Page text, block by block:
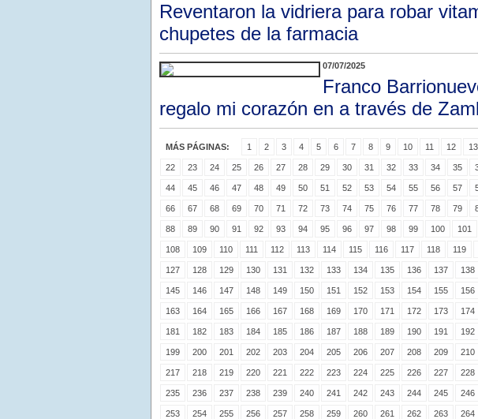
Reventaron la vidriera para robar
chupetes de la farmacia
07/07/2025
Franco
regalo mi corazón en a través de
MÁS PÁGINAS: 1 2 3 4 5 6 7 8 9 10 11 12 13
22 23 24 25 26 27 28 29 30 31 32 33 34 35
44 45 46 47 48 49 50 51 52 53 54 55 56 57
66 67 68 69 70 71 72 73 74 75 76 77 78 79
88 89 90 91 92 93 94 95 96 97 98 99 100 101
108 109 110 111 112 113 114 115 116 117 118 119
127 128 129 130 131 132 133 134 135 136 137 138
145 146 147 148 149 150 151 152 153 154 155 156
163 164 165 166 167 168 169 170 171 172 173 174
181 182 183 184 185 186 187 188 189 190 191 192
199 200 201 202 203 204 205 206 207 208 209 210
217 218 219 220 221 222 223 224 225 226 227 228
235 236 237 238 239 240 241 242 243 244 245 246
253 254 255 256 257 258 259 260 261 262 263 264